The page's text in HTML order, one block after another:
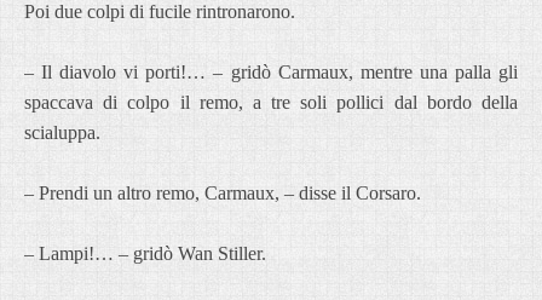
Poi due colpi di fucile rintronarono.
– Il diavolo vi porti!… – gridò Carmaux, mentre una palla gli
spaccava di colpo il remo, a tre soli pollici dal bordo della
scialuppa.
– Prendi un altro remo, Carmaux, – disse il Corsaro.
– Lampi!… – gridò Wan Stiller.